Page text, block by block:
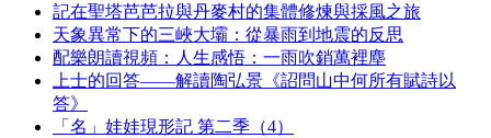
記在聖塔芭芭拉與丹麥村的集體修煉與採風之旅
天象異常下的三峽大壩：從暴雨到地震的反思
配樂朗讀視頻：人生感悟：一雨吹銷萬裡塵
上士的回答——解讀陶弘景《詔問山中何所有賦詩以
答》
「名」娃娃現形記 第二季（4）